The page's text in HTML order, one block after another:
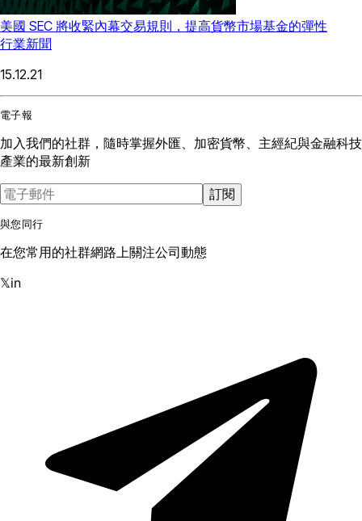
美國 SEC 將收緊內幕交易規則，提高貨幣市場基金的彈性
行業新聞
15.12.21
電子報
加入我們的社群，隨時掌握外匯、加密貨幣、主經紀與金融科技
產業的最新創新
訂閱
與您同行
在您常用的社群網路上關注公司動態
𝕏in